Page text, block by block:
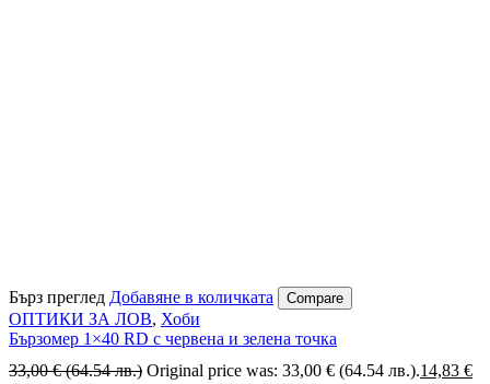
Бърз преглед Добавяне в количката Compare
ОПТИКИ ЗА ЛОВ, Хоби
Бързомер 1×40 RD с червена и зелена точка
33,00€ (64.54 лв.) Original price was: 33,00 € (64.54 лв.).14,83 €